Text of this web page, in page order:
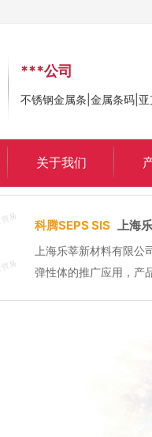
***公司
不锈钢金属条|金属条码|
关于我们
二氧化碳培养箱
上海申骋仪器科技
仪器设备的科工贸